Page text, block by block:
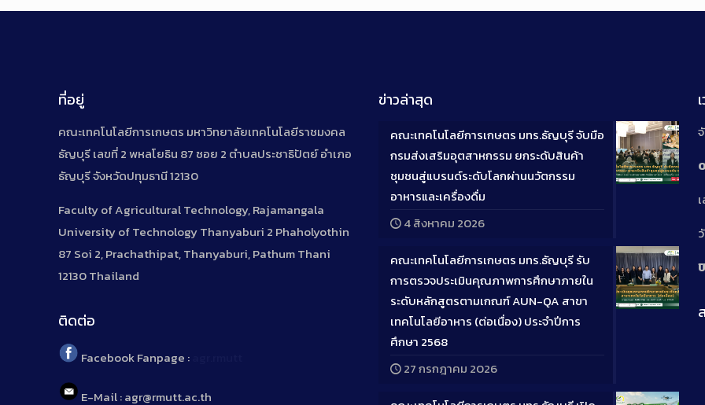
ที่อยู่
คณะเทคโนโลยีการเกษตร มหาวิทยาลัยเทคโนโลยีราชมงคล
ธัญบุรี เลขที่ 2 พหลโยธิน 87 ซอย 2 ตำบลประชาธิปัตย์ อำเภอ
ธัญบุรี จังหวัดปทุมธานี 12130
Faculty of Agricultural Technology, Rajamangala
University of Technology Thanyaburi 2 Phaholyothin
87 Soi 2, Prachathipat, Thanyaburi, Pathum Thani
12130 Thailand
ติดต่อ
Facebook Fanpage :
E-Mail : agr@rmutt.ac.th
ข่าวล่าสุด
Long
คณะเทคโนโลยีการเกษตร มทร.ธัญบุรี จับมือ
กรมส่งเสริมอุตสาหกรรม ยกระดับสินค้า
ชุมชนสู่แบรนด์ระดับโลกผ่านนวัตกรรม
อาหารและเครื่องดื่ม
4 สิงหาคม 2026
Long
คณะเทคโนโลยีการเกษตร มทร.ธัญบุรี รับ
การตรวจประเมินคุณภาพการศึกษาภายใน
ระดับหลักสูตรตามเกณฑ์ AUN-QA สาขา
เทคโนโลยีอาหาร (ต่อเนื่อง) ประจำปีการ
ศึกษา 2568
27 กรกฎาคม 2026